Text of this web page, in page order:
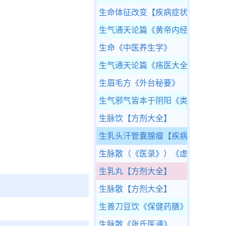
生命体征改变 【疾病症状】
生气通天论篇 《黄帝内经·素问》
生命 《中医养生学》
生气通天论篇 《疡医大全》
生眉毛方 《外台秘要》
生气邪气皆本于阴阳 《类经》
生脉饮 【方剂大全】
生乳头汗管囊腺瘤 【疾病大全】
生脉散（《医录》） 《虚损启微》
生乳丸 【方剂大全】
生脉散 【方剂大全】
生善刀豆饮 《保健药膳》
生脉散 《张氏医通》